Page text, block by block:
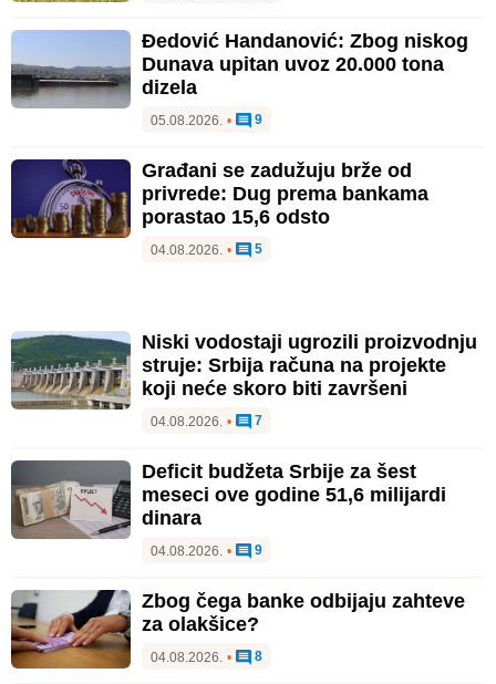
Đedović Handanović: Zbog niskog
Dunava upitan uvoz 20.000 tona
dizela
05.08.2026. • 9
Građani se zadužuju brže od
privrede: Dug prema bankama
porastao 15,6 odsto
04.08.2026. • 5
Niski vodostaji ugrozili proizvodnju
struje: Srbija računa na projekte
koji neće skoro biti završeni
04.08.2026. • 7
Deficit budžeta Srbije za šest
meseci ove godine 51,6 milijardi
dinara
04.08.2026. • 9
Zbog čega banke odbijaju zahteve
za olakšice?
04.08.2026. • 8